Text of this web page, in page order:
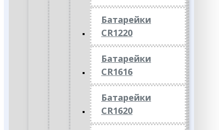
Батарейки
CR1220
Батарейки
CR1616
Батарейки
CR1620